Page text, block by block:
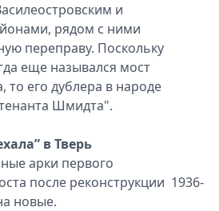
и
рядом с ними
переправу. Поскольку
еще назывался мост
его дублера в народе
Шмидта".
в Тверь
арки первого
после реконструкции 1936-
новые.